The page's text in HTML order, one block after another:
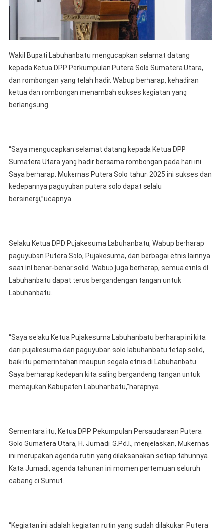
Wakil Bupati Labuhanbatu mengucapkan selamat datang
kepada Ketua DPP Perkumpulan Putera Solo Sumatera Utara,
dan rombongan yang telah hadir. Wabup berharap, kehadiran
ketua dan rombongan menambah sukses kegiatan yang
berlangsung.
“Saya mengucapkan selamat datang kepada Ketua DPP
Sumatera Utara yang hadir bersama rombongan pada hari ini.
Saya berharap, Mukernas Putera Solo tahun 2025 ini sukses dan
kedepannya paguyuban putera solo dapat selalu
bersinergi,”ucapnya.
Selaku Ketua DPD Pujakesuma Labuhanbatu, Wabup berharap
paguyuban Putera Solo, Pujakesuma, dan berbagai etnis lainnya
saat ini benar-benar solid. Wabup juga berharap, semua etnis di
Labuhanbatu dapat terus bergandengan tangan untuk
Labuhanbatu.
“Saya selaku Ketua Pujakesuma Labuhanbatu berharap ini kita
dari pujakesuma dan paguyuban solo labuhanbatu tetap solid,
baik itu pemerintahan maupun segala etnis di Labuhanbatu.
Saya berharap kedepan kita saling bergandeng tangan untuk
memajukan Kabupaten Labuhanbatu,”harapnya.
Sementara itu, Ketua DPP Pekumpulan Persaudaraan Putera
Solo Sumatera Utara, H. Jumadi, S.Pd.I., menjelaskan, Mukernas
ini merupakan agenda rutin yang dilaksanakan setiap tahunnya.
Kata Jumadi, agenda tahunan ini momen pertemuan seluruh
cabang di Sumut.
“Kegiatan ini adalah kegiatan rutin yang sudah dilakukan Putera